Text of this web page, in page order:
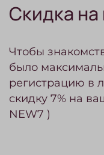
Скидка на
Чтобы
было
регистрацию в
скидку 7% на
NEW7 )